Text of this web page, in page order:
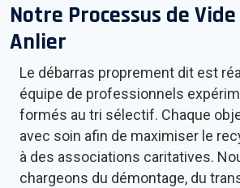
Notre Processus de
Anlier
Le débarras proprement dit est
équipe de professionnels
formés au tri sélectif. Chaque
avec soin afin de maximiser le
à des associations caritatives.
chargeons du démontage, du